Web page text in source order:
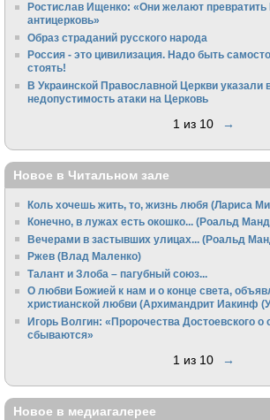
Ростислав Ищенко: «Они желают превратить
антицерковь»
Образ страданий русского народа
Россия - это цивилизация. Надо быть
стоять!
В Украинской Православной Церкви указали
недопустимость атаки на Церковь
1 из 10 →
Новое в Читальном зале
Коль хочешь жить, то, жизнь любя (Лариса
Конечно, в лужах есть окошко... (Роальд
Вечерами в застывших улицах... (Роальд
Ржев (Влад Маленко)
Талант и Злоба – пагубный союз...
О любви Божией к нам и о конце света,
христианской любви (Архимандрит Иакинф
Игорь Волгин: «Пророчества Достоевского о
сбываются»
1 из 10 →
Новое в медиагалерее